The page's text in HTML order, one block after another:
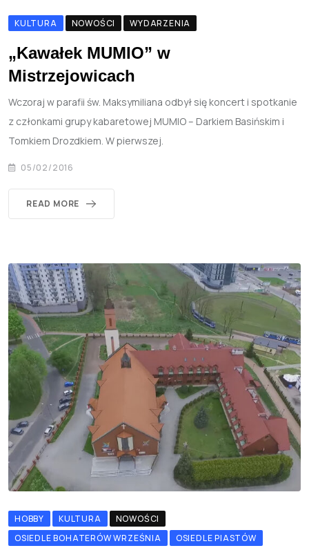
KULTURA NOWOŚCI WYDARZENIA
„Kawałek MUMIO” w
Mistrzejowicach
Wczoraj w parafii św. Maksymiliana odbył się koncert i spotkanie
z członkami grupy kabaretowej MUMIO – Darkiem Basińskim i
Tomkiem Drozdkiem. W pierwszej.
05/02/2016
READ MORE
HOBBY KULTURA
NOWOŚCI
OSIEDLE BOHATERÓW WRZEŚNIA
OSIEDLE PIASTÓW